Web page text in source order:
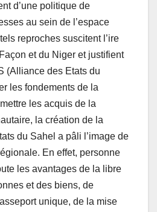
d’une politique de
au sein de l’espace
reproches suscitent l’ire
et du Niger et justifient
(Alliance des Etats du
les fondements de la
les acquis de la
la création de la
du Sahel a pâli l’image de
En effet, personne
les avantages de la libre
et des biens, de
unique, de la mise